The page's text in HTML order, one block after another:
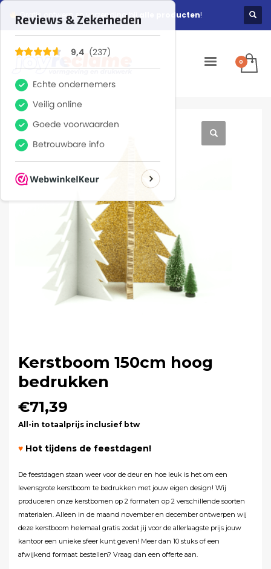
Gratis ontwerp en verzending bij alle producten!
Kerstboom 150cm hoog
bedrukken
€71,39
All-in totaalprijs inclusief btw
♥ Hot tijdens de feestdagen!
De feestdagen staan weer voor de deur en hoe leuk is het om een
levensgrote kerstboom te bedrukken met jouw eigen design! Wij
produceren onze kerstbomen op 2 formaten op 2 verschillende soorten
materialen. Alleen in de maand november en december ontwerpen wij
deze kerstboom helemaal gratis zodat jij voor de allerlaagste prijs jouw
kantoor een unieke sfeer kunt geven! Meer dan 10 stuks of een
afwijkend formaat bestellen? Vraag dan een offerte aan.